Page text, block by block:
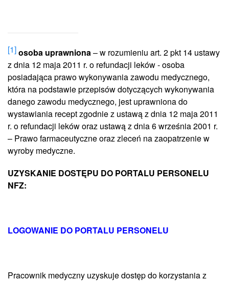
[1]osoba uprawniona– w rozumieniu art. 2 pkt 14 ustawy
z dnia 12 maja 2011 r. o refundacji leków - osoba
posiadająca prawo wykonywania zawodu medycznego,
która na podstawie przepisów dotyczących wykonywania
danego zawodu medycznego, jest uprawniona do
wystawiania recept zgodnie z ustawą z dnia 12 maja 2011
r. o refundacji leków oraz ustawą z dnia 6 września 2001 r.
– Prawo farmaceutyczne oraz zleceń na zaopatrzenie w
wyroby medyczne.
UZYSKANIE DOSTĘPU DO PORTALU PERSONELU
NFZ:
LOGOWANIE DO PORTALU PERSONELU
Pracownik medyczny uzyskuje dostęp do korzystania z